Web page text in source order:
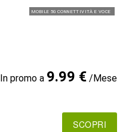
MOBILE 5G CONNETTIVITÀ E VOCE
In promo a 9.99 €/Mese
SCOPRI